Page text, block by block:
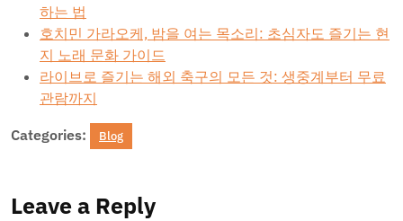
하는 법
호치민 가라오케, 밤을 여는 목소리: 초심자도 즐기는 현
지 노래 문화 가이드
라이브로 즐기는 해외 축구의 모든 것: 생중계부터 무료
관람까지
Categories: Blog
Leave a Reply